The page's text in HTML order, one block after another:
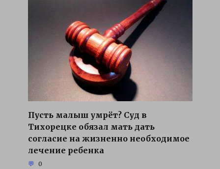
Пусть малыш умрёт? Суд в
Тихорецке обязал мать дать
согласие на жизненно необходимое
лечение ребенка
0